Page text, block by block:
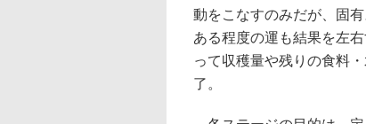
動をこなすのみだが、固
ある程度の運も結果を左
って収穫量や残りの食料
了。